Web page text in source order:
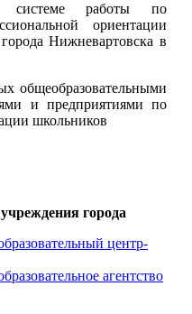
работы по
ориентации
Нижневартовска в
общеобразовательными
и предприятиями по
школьников
города
центр-
агентство